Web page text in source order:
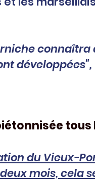
connaîtra
développées",
tous
du Vieux-
mois, cela